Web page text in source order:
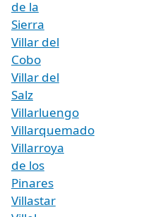
de la
Sierra
Villar del
Cobo
Villar del
Salz
Villarluengo
Villarquemado
Villarroya
de los
Pinares
Villastar